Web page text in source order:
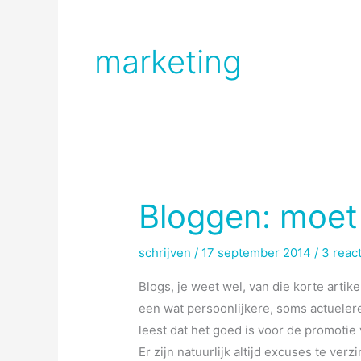
marketing
Bloggen:
schrijven / 17 september 2014/ 3
Blogs, je weet wel, van die korte
een wat persoonlijkere, soms
leest dat het goed is voor de
Er zijn natuurlijk altijd excuses te